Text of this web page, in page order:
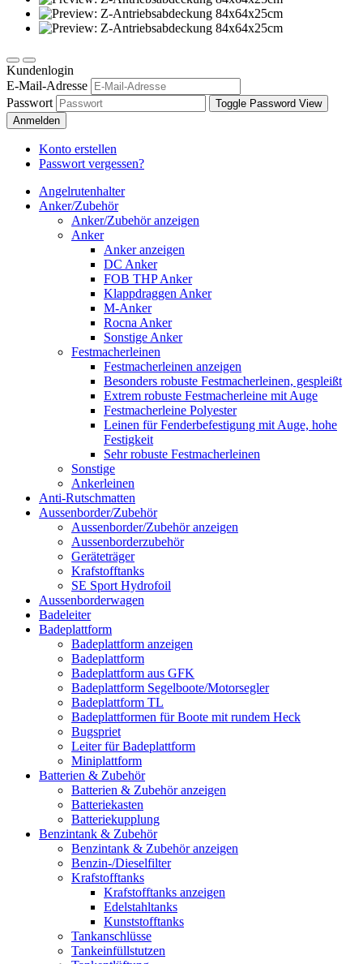
Kundenlogin
E-Mail-Adresse
Passwort
Toggle Password View
Anmelden
Konto erstellen
Passwort vergessen?
Angelrutenhalter
Anker/Zubehör
Anker/Zubehör anzeigen
Anker
Anker anzeigen
DC Anker
FOB THP Anker
Klappdraggen Anker
M-Anker
Rocna Anker
Sonstige Anker
Festmacherleinen
Festmacherleinen anzeigen
Besonders robuste Festmacherleinen, gespleißt
Extrem robuste Festmacherleine mit Auge
Festmacherleine Polyester
Leinen für Fenderbefestigung mit Auge, hohe
Festigkeit
Sehr robuste Festmacherleinen
Sonstige
Ankerleinen
Anti-Rutschmatten
Aussenborder/Zubehör
Aussenborder/Zubehör anzeigen
Aussenborderzubehör
Geräteträger
Krafstofftanks
SE Sport Hydrofoil
Aussenborderwagen
Badeleiter
Badeplattform
Badeplattform anzeigen
Badeplattform
Badeplattform aus GFK
Badeplattform Segelboote/Motorsegler
Badeplattform TL
Badeplattformen für Boote mit rundem Heck
Bugspriet
Leiter für Badeplattform
Miniplattform
Batterien & Zubehör
Batterien & Zubehör anzeigen
Batteriekasten
Batteriekupplung
Benzintank & Zubehör
Benzintank & Zubehör anzeigen
Benzin-/Dieselfilter
Krafstofftanks
Krafstofftanks anzeigen
Edelstahltanks
Kunststofftanks
Tankanschlüsse
Tankeinfüllstutzen